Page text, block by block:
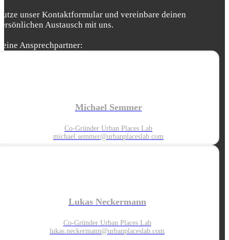
unser Kontaktformular und vereinbare deinen
Austausch mit uns.
Ansprechpartner:
Michael Semmer
Co-Gründer Urban Places Lab
michael.semmer@urbanplaceslab.com
Lukas Neckermann
Co-Gründer Urban Places Lab
lukas.neckermann@urbanplaceslab.com